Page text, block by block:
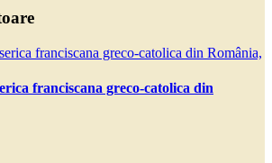
franciscana greco-catolica din